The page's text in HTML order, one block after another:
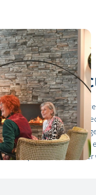
bij
perfect in te
voor de
een afdeling. Waar
Zacht licht,
kampen, hebben ze hier